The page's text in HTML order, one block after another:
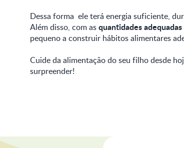
Dessa forma ele terá energia suficiente,
Além disso, com asquantidades
pequeno a construir hábitos alimentares
Cuide da alimentação do seu filho desde
surpreender!